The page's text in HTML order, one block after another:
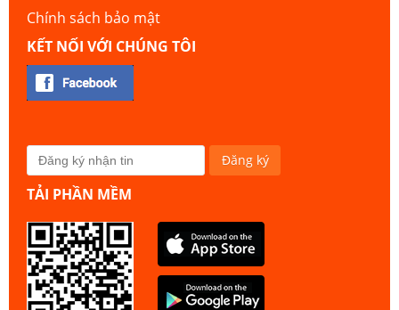
Chính sách bảo mật
KẾT NỐI VỚI CHÚNG TÔI
TẢI PHẦN MỀM